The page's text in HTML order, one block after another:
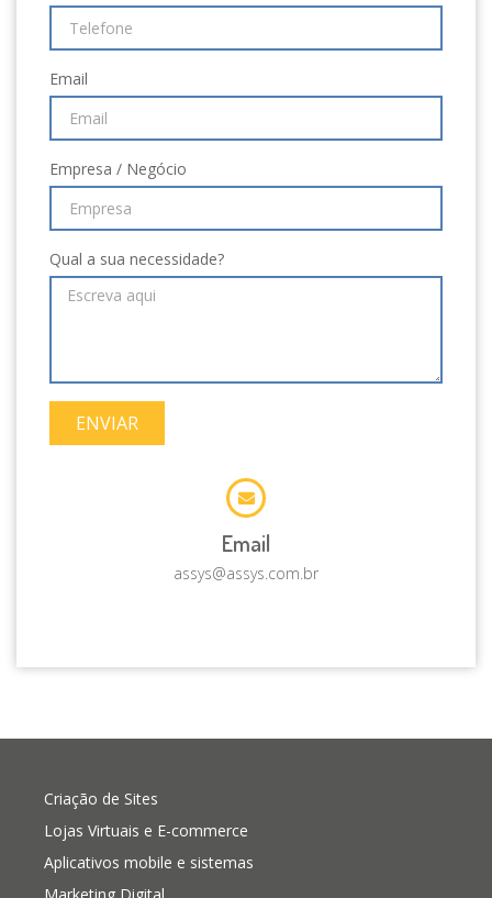
Email
assys@assys.com.br
Email
Empresa / Negócio
Qual a sua necessidade?
ENVIAR
Criação de Sites
Lojas Virtuais e E-commerce
Aplicativos mobile e sistemas